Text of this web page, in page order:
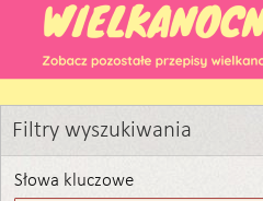
Filtry wyszukiwania
Słowa kluczowe